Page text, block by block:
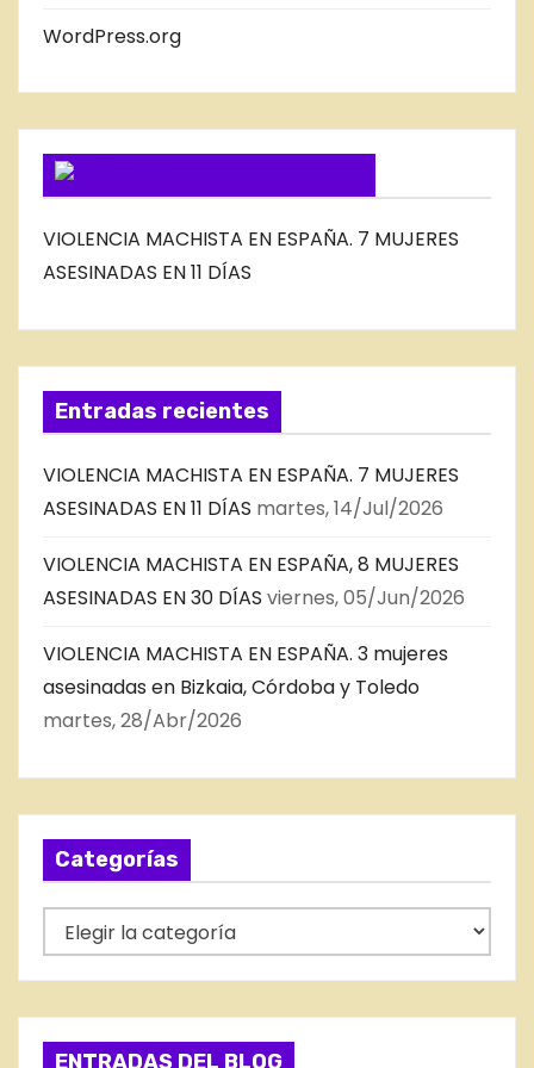
B
O
G
WordPress.org
VIOLENCIA MACHISTA EN ESPAÑA. 7 MUJERES
ASESINADAS EN 11 DÍAS
Entradas recientes
VIOLENCIA MACHISTA EN ESPAÑA. 7 MUJERES
ASESINADAS EN 11 DÍAS martes, 14/Jul/2026
VIOLENCIA MACHISTA EN ESPAÑA, 8 MUJERES
ASESINADAS EN 30 DÍAS viernes, 05/Jun/2026
VIOLENCIA MACHISTA EN ESPAÑA. 3 mujeres
asesinadas en Bizkaia, Córdoba y Toledo
martes, 28/Abr/2026
Categorías
a
t
e
ENTRADAS DEL BLOG